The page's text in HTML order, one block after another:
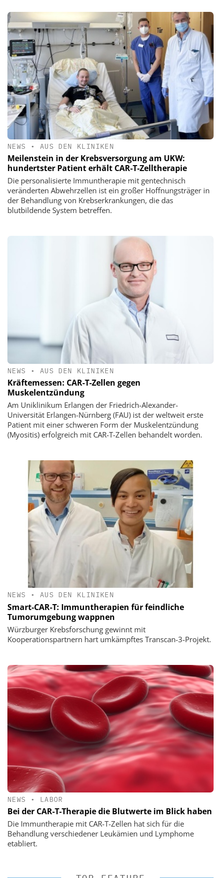
NEWS • AUS DEN KLINIKEN
Meilenstein in der Krebsversorgung am UKW:
hundertster Patient erhält CAR-T-Zelltherapie
Die personalisierte Immuntherapie mit gentechnisch
veränderten Abwehrzellen ist ein großer Hoffnungsträger in
der Behandlung von Krebserkrankungen, die das
blutbildende System betreffen.
NEWS • AUS DEN KLINIKEN
Kräftemessen: CAR-T-Zellen gegen
Muskelentzündung
Am Uniklinikum Erlangen der Friedrich-Alexander-
Universität Erlangen-Nürnberg (FAU) ist der weltweit erste
Patient mit einer schweren Form der Muskelentzündung
(Myositis) erfolgreich mit CAR-T-Zellen behandelt worden.
NEWS • AUS DEN KLINIKEN
Smart-CAR-T: Immuntherapien für feindliche
Tumorumgebung wappnen
Würzburger Krebsforschung gewinnt mit
Kooperationspartnern hart umkämpftes Transcan-3-Projekt.
NEWS • LABOR
Bei der CAR-T-Therapie die Blutwerte im Blick haben
Die Immuntherapie mit CAR-T-Zellen hat sich für die
Behandlung verschiedener Leukämien und Lymphome
etabliert.